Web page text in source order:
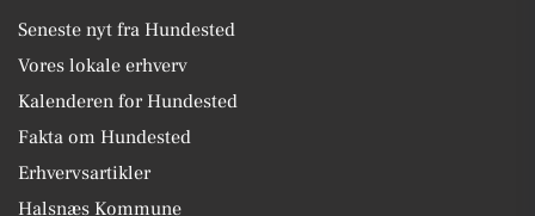
Seneste nyt fra Hundested
Vores lokale erhverv
Kalenderen for Hundested
Fakta om Hundested
Erhvervsartikler
Halsnæs Kommune